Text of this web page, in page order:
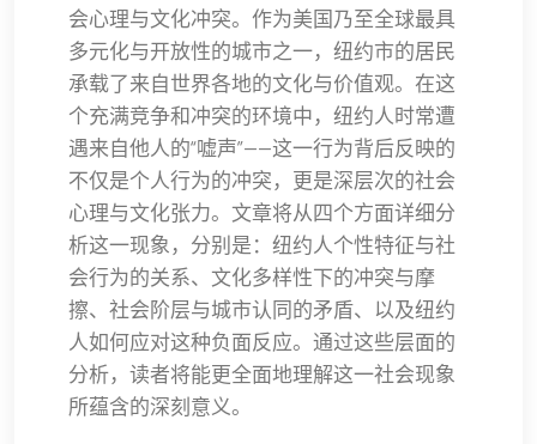
会心理与文化冲突。作为美国乃至全球最具
多元化与开放性的城市之一，纽约市的居民
承载了来自世界各地的文化与价值观。在这
个充满竞争和冲突的环境中，纽约人时常遭
遇来自他人的“嘘声”——这一行为背后反映的
不仅是个人行为的冲突，更是深层次的社会
心理与文化张力。文章将从四个方面详细分
析这一现象，分别是：纽约人个性特征与社
会行为的关系、文化多样性下的冲突与摩
擦、社会阶层与城市认同的矛盾、以及纽约
人如何应对这种负面反应。通过这些层面的
分析，读者将能更全面地理解这一社会现象
所蕴含的深刻意义。